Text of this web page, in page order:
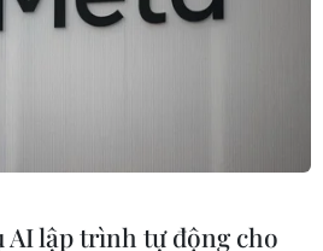
toán Số cho phép doanh
AI lập trình tự động cho